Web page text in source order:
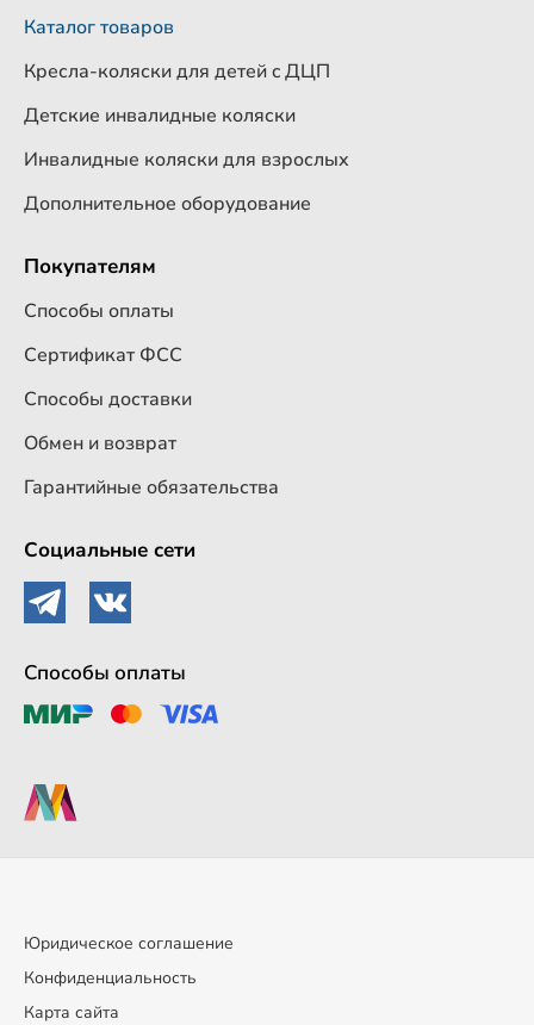
Каталог товаров
Кресла-коляски для детей c ДЦП
Детские инвалидные коляски
Инвалидные коляски для взрослых
Дополнительное оборудование
Покупателям
Способы оплаты
Сертификат ФСС
Способы доставки
Обмен и возврат
Гарантийные обязательства
Социальные сети
Способы оплаты
Юридическое соглашение
Конфиденциальность
Карта сайта